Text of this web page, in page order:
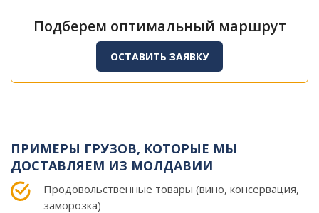
Подберем оптимальный маршрут
ОСТАВИТЬ ЗАЯВКУ
ПРИМЕРЫ ГРУЗОВ, КОТОРЫЕ МЫ
ДОСТАВЛЯЕМ ИЗ МОЛДАВИИ
Продовольственные товары (вино, консервация,
заморозка)